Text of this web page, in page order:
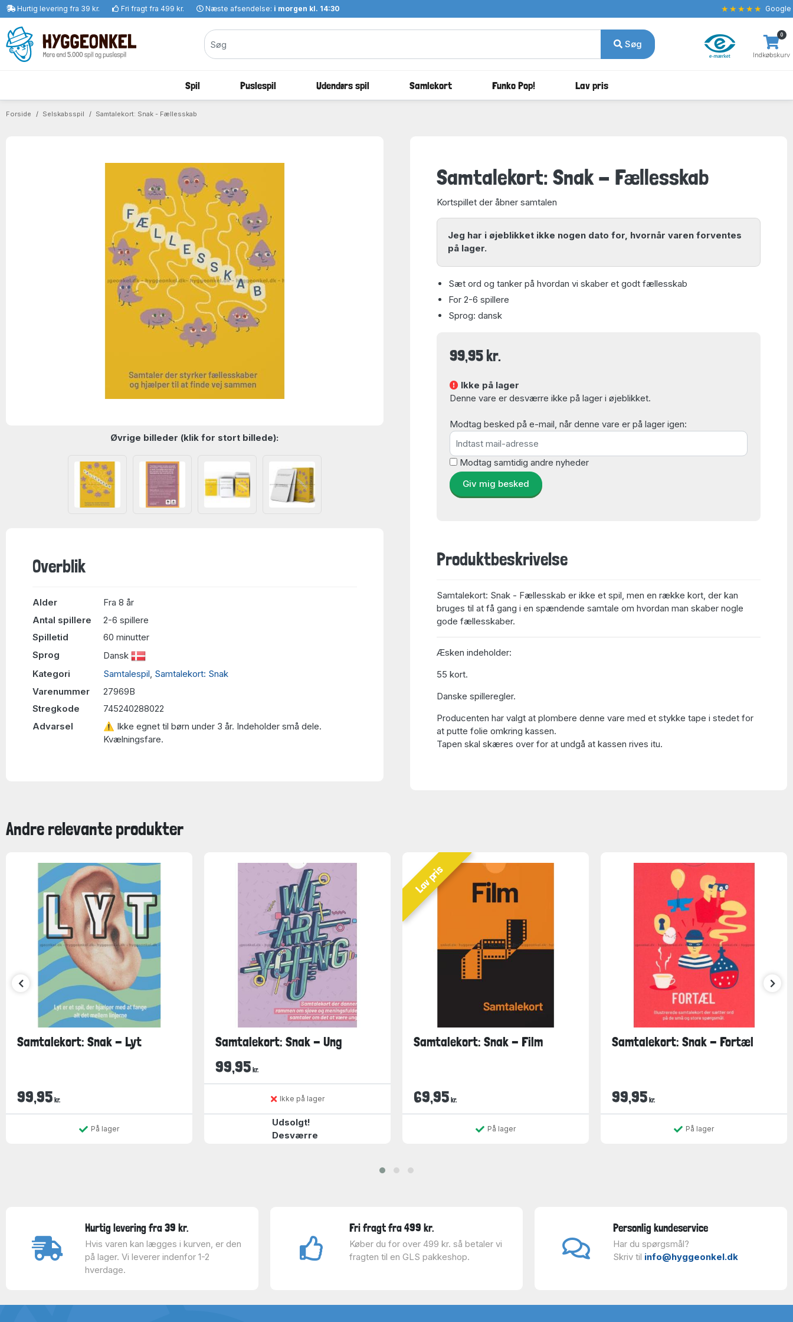
Hurtig levering fra 39 kr. Fri fragt fra 499 kr. Næste afsendelse: i morgen kl. 14:30 ★★★★★ Google
Søg
Indkøbskurv
0
Spil Puslespil Udendørs spil Samlekort Funko Pop! Lav pris
Forside Selskabsspil Samtalekort: Snak - Fællesskab
Øvrige billeder (klik for stort billede):
Overblik
Alder
Fra 8 år
Antal spillere
2-6 spillere
Spilletid
60 minutter
Sprog
Dansk
Kategori
Samtalespil, Samtalekort: Snak
Varenummer
27969B
Stregkode
745240288022
Advarsel
⚠ Ikke egnet til børn under 3 år. Indeholder små dele.
Kvælningsfare.
Samtalekort: Snak - Fællesskab
Kortspillet der åbner samtalen
Jeg har i øjeblikket ikke nogen dato for, hvornår varen forventes
på lager.
Sæt ord og tanker på hvordan vi skaber et godt fællesskab
For 2-6 spillere
Sprog: dansk
99,95 kr.
Ikke på lager
Denne vare er desværre ikke på lager i øjeblikket.
Modtag besked på e-mail, når denne vare er på lager igen:
Modtag samtidig andre nyheder
Giv mig besked
Produktbeskrivelse
Samtalekort: Snak - Fællesskab er ikke et spil, men en række kort, der kan
bruges til at få gang i en spændende samtale om hvordan man skaber nogle
gode fællesskaber.
Æsken indeholder:
55 kort.
Danske spilleregler.
Producenten har valgt at plombere denne vare med et stykke tape i stedet for
at putte folie omkring kassen.
Tapen skal skæres over for at undgå at kassen rives itu.
Andre relevante produkter
Samtalekort: Snak - Lyt
99,95 kr.
På lager
Samtalekort: Snak - Ung
99,95 kr.
Ikke på lager
Udsolgt!
Desværre
Lav pris
Samtalekort: Snak - Film
69,95 kr.
På lager
Samtalekort: Snak - Fortæl
99,95 kr.
På lager
Hurtig levering fra 39 kr.
Hvis varen kan lægges i kurven, er den
på lager. Vi leverer indenfor 1-2
hverdage.
Fri fragt fra 499 kr.
Køber du for over 499 kr. så betaler vi
fragten til en GLS pakkeshop.
Personlig kundeservice
Har du spørgsmål?
Skriv til info@hyggeonkel.dk